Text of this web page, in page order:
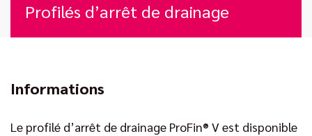
Profilés d’arrêt de drainage
Informations
Le profilé d’arrêt de drainage ProFin® V est disponible